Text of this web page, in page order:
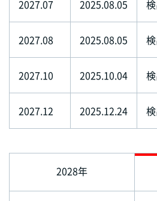
2027.07 2025.08.05
2027.08 2025.08.05
2027.10 2025.10.04
2027.12 2025.12.24
2028年